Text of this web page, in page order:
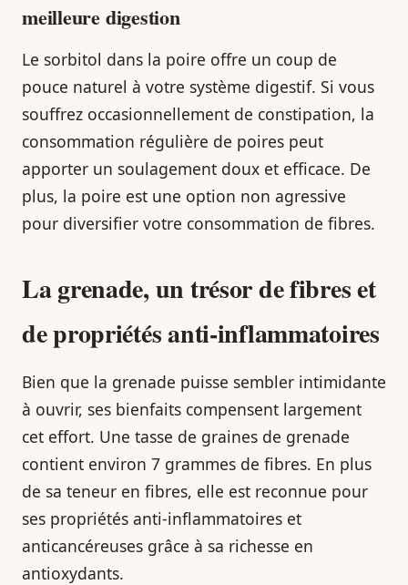
meilleure digestion
Le sorbitol dans la poire offre un coup de
pouce naturel à votre système digestif. Si vous
souffrez occasionnellement de constipation, la
consommation régulière de poires peut
apporter un soulagement doux et efficace. De
plus, la poire est une option non agressive
pour diversifier votre consommation de fibres.
La grenade, un trésor de fibres et
de propriétés anti-inflammatoires
Bien que la grenade puisse sembler intimidante
à ouvrir, ses bienfaits compensent largement
cet effort. Une tasse de graines de grenade
contient environ 7 grammes de fibres. En plus
de sa teneur en fibres, elle est reconnue pour
ses propriétés anti-inflammatoires et
anticancéreuses grâce à sa richesse en
antioxydants.